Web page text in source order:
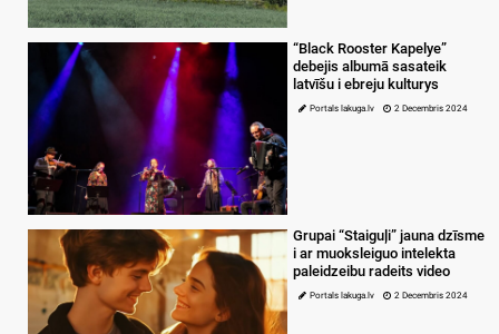
“Black Rooster Kapelye”
debejis albumā sasateik
latvīšu i ebreju kulturys
Portals lakuga.lv 2 Decembris 2024
Grupai “Staiguļi” jauna dzīsme
i ar muoksleiguo intelekta
paleidzeibu radeits video
Portals lakuga.lv 2 Decembris 2024